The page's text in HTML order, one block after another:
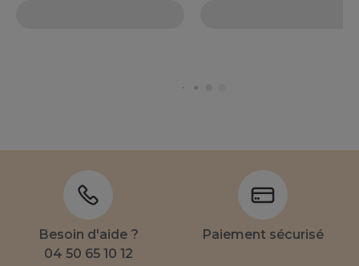
Besoin d'aide ?
04 50 65 10 12
Paiement sécurisé